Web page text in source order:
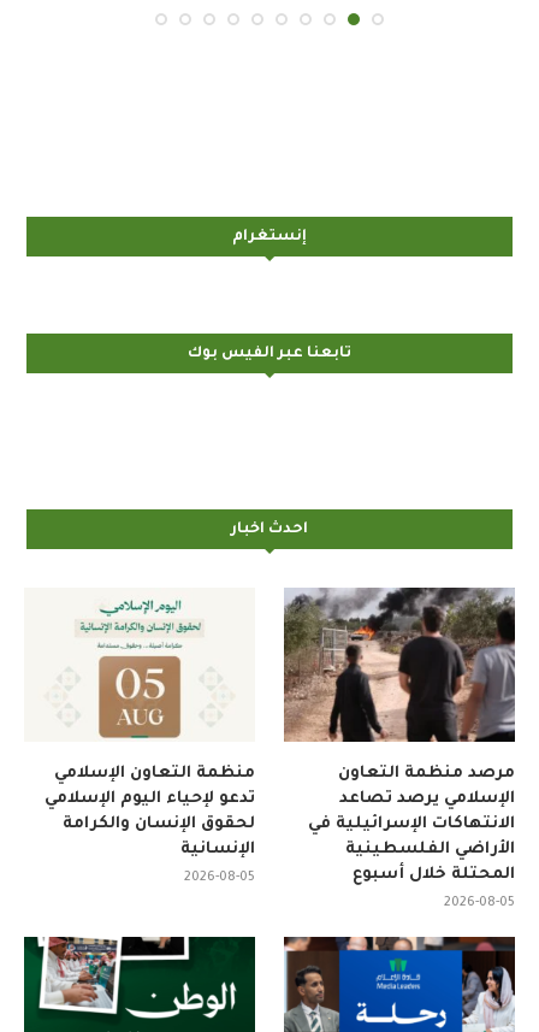
إنستغرام
تابعنا عبر الفيس بوك
احدث اخبار
منظمة التعاون الإسلامي
تدعو لإحياء اليوم الإسلامي
لحقوق الإنسان والكرامة
الإنسانية
2026-08-05
مرصد منظمة التعاون
الإسلامي يرصد تصاعد
الانتهاكات الإسرائيلية في
الأراضي الفلسطينية
المحتلة خلال أسبوع
2026-08-05